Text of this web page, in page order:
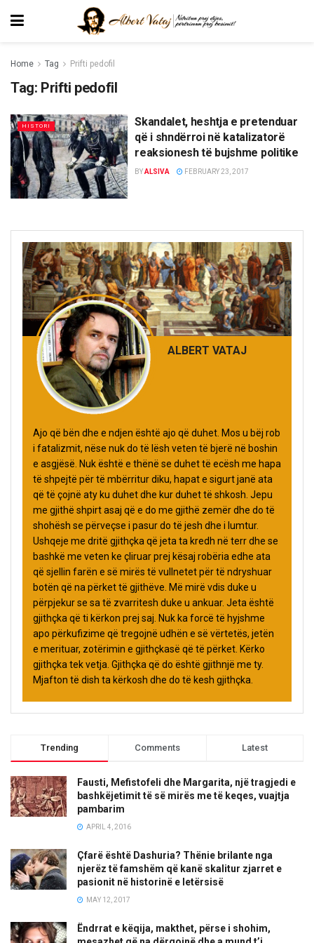
Home Tag Prifti pedofil
Tag: Prifti pedofil
HISTORI
Skandalet, heshtja e pretenduar
që i shndërroi në katalizatorë
reaksionesh të bujshme politike
BYALSIVA FEBRUARY 23, 2017
ALBERT VATAJ
Ajo që bën dhe e ndjen është ajo që duhet. Mos u bëj rob
i fatalizmit, nëse nuk do të lësh veten të bjerë në boshin
e asgjësë. Nuk është e thënë se duhet të ecësh me hapa
të shpejtë për të mbërritur diku, hapat e sigurt janë ata
që të çojnë aty ku duhet dhe kur duhet të shkosh. Jepu
me gjithë shpirt asaj që e do me gjithë zemër dhe do të
shohësh se përveçse i pasur do të jesh dhe i lumtur.
Ushqeje me dritë gjithçka që jeta ta kredh në terr dhe se
bashkë me veten ke çliruar prej kësaj robëria edhe ata
që sjellin farën e së mirës të vullnetet për të ndryshuar
botën që na përket të gjithëve. Më mirë vdis duke u
përpjekur se sa të zvarritesh duke u ankuar. Jeta është
gjithçka që ti kërkon prej saj. Nuk ka forcë të hyjshme
apo përkufizime që tregojnë udhën e së vërtetës, jetën
e merituar, zotërimin e gjithçkasë që të përket. Kërko
gjithçka tek vetja. Gjithçka që do është gjithnjë me ty.
Mjafton të dish ta kërkosh dhe do të kesh gjithçka.
Trending Comments Latest
Fausti, Mefistofeli dhe Margarita, një tragjedi e
bashkëjetimit të së mirës me të keqes, vuajtja
pambarim
APRIL 4, 2016
Çfarë është Dashuria? Thënie brilante nga
njerëz të famshëm që kanë skalitur zjarret e
pasionit në historinë e letërsisë
MAY 12, 2017
Ëndrrat e këqija, makthet, përse i shohim,